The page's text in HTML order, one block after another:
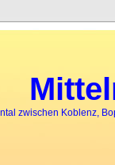
web spyingPhone to wife
zwischen Koblenz,